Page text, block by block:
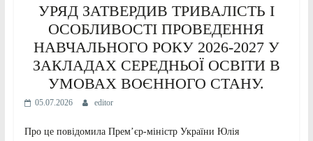
УРЯД ЗАТВЕРДИВ ТРИВАЛІСТЬ І
ОСОБЛИВОСТІ ПРОВЕДЕННЯ
НАВЧАЛЬНОГО РОКУ 2026-2027 У
ЗАКЛАДАХ СЕРЕДНЬОЇ ОСВІТИ В
УМОВАХ ВОЄННОГО СТАНУ.
05.07.2026 editor
Про це повідомила Прем’єр-міністр України Юлія